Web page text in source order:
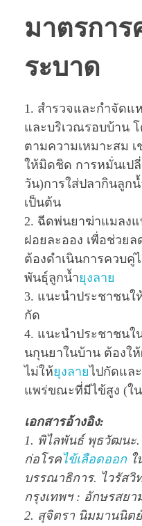
มาตรกา
ระบาด
1. สำรวจและกำจัดแ
และบริเวณรอบบ้าน
ตามความเหมาะสม
ให้มิดชิด การหมั่นเป
วัน)การใส่ปลากินลูก
เป็นต้น
2. ฉีดพ่นยาฆ่าแมลง
ฝอยละออง เพื่อช่วย
ต้องดำเนินการควบคู่
พันธุ์ลูกนํ้ายุงลาย
3. แนะนำประชาชนใ
กัด
4. แนะนำประชาชนใ
นกุนยาในบ้าน ต้องใ
ไม่ให้ยุงลายไปกัดแล
แพร่ขณะที่มีไข้สูง (ใน
เอกสารอ้างอิง:
1. พิไลพันธ์ พุธวัฒนะ.
ก่อโรคไข้เลือดออกใ
บรรณาธิการ. ไวรัส
กรุงเทพฯ : อักษรสยา
2. สุจิตรา นิมมานนิตย์.